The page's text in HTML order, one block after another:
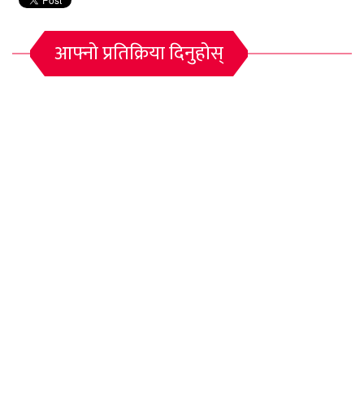
आफ्नो प्रतिक्रिया दिनुहोस्